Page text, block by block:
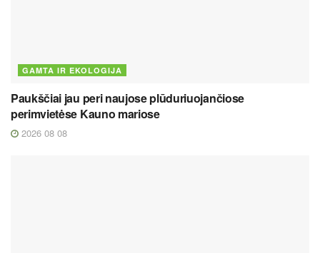
GAMTA IR EKOLOGIJA
Paukščiai jau peri naujose plūduriuojančiose
perimvietėse Kauno mariose
2026 08 08